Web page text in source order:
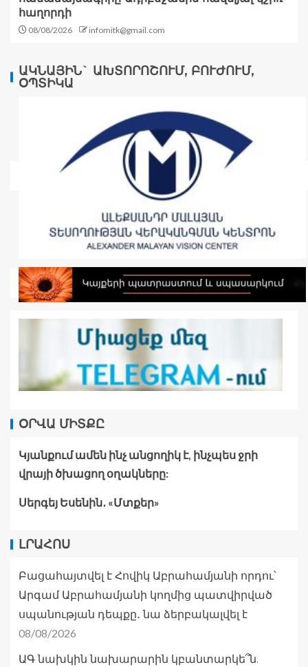
հաղորդի
08/08/2026 infomitk@gmail.com
ԱԿՆԱՅԻՆ` ԱԽՏՈՐՈՇՈՒՄ, ԲՈՒԺՈՒՄ,
ՕՊՏԻԿԱ
ՕՐՎԱ ՄԻՏՔԸ
Կյանքում ամեն ինչ անցողիկ է, ինչպես ջրի
վրայի ծխացող օղակները:
Սերգեյ Եսենին․ «Մտքեր»
ԼՐԱՀՈՍ
Բացահայտվել է Հովիկ Աբրահամյանի որդու՝
Արգամ Աբրահամյանի կողմից պատվիրված
սպանության դեպքը․ նա ձերբակալվել է
08/08/2026
ԱԳ նախկին նախարարին կբանտարկե՞ն.